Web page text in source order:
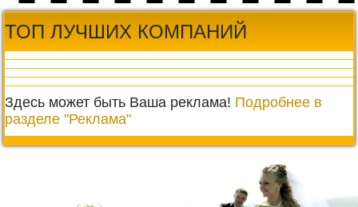
ТОП ЛУЧШИХ КОМПАНИЙ
Здесь может быть Ваша реклама! Подробнее в
разделе "Реклама"